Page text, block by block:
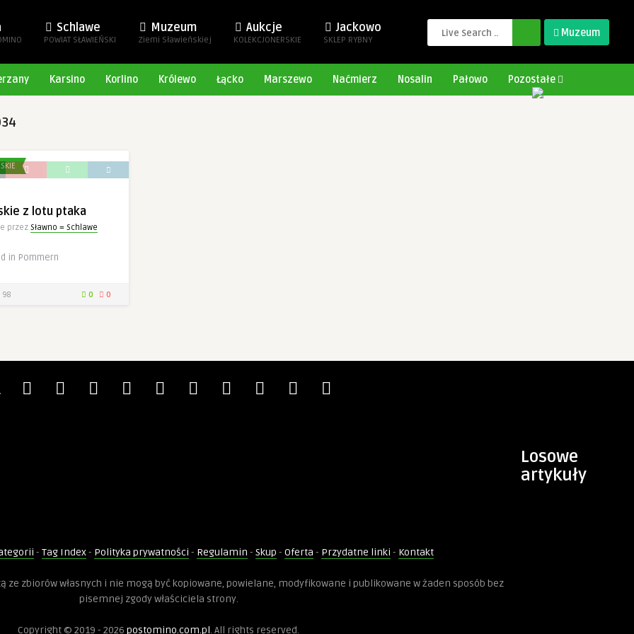
Schlawe
POWIAT SŁAWIEŃSKI
Muzeum
Ziemi Sławieńskiej
Aukcje
KOLEKCJONERSKIE
Jackowo
SKLEP RYBNY
Muzeum
Karsino Korlino Królewo Łącko Marszewo Naćmierz Nosalin Pałowo Pozostałe
z lotu ptaka
przez Sławno = Schlawe
in Pommern
98 0 0
Losowe
artykuły
- Tag Index- Polityka prywatności - Regulamin - Skup - Oferta - Przydatne linki - Kontakt
ze zbiorów własnych i nie mogą być kopiowane, powielane, modyfikowane i publikowane w żaden sposób bez
pisemnej zgody właściciela strony.
Copyright © 2019 - 2026 postomino.com.pl. All rights reserved.